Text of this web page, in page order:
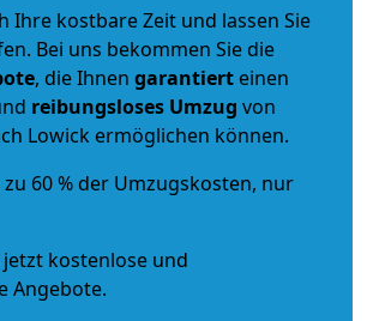
Ihre kostbare Zeit und lassen Sie
Bei uns bekommen Sie die
, die Ihnen garantiert einen
reibungsloses Umzug von
Lowick ermöglichen können.
zu 60 % der Umzugskosten, nur
jetzt kostenlose und
Angebote.